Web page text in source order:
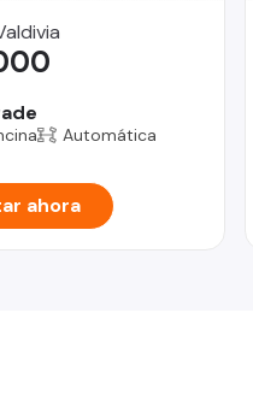
Automática
ahora